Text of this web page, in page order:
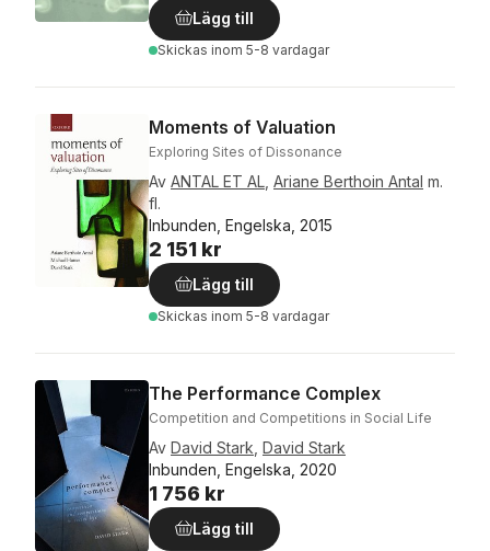
Lägg till
Skickas inom 5-8 vardagar
Moments of Valuation
Exploring Sites of Dissonance
Av ANTAL ET AL Ariane Berthoin Antal m.
fl.
Inbunden, Engelska, 2015
2 151 kr
Lägg till
Skickas inom 5-8 vardagar
The Performance Complex
Competition and Competitions in Social Life
Av David Stark David Stark
Inbunden, Engelska, 2020
1 756 kr
Lägg till